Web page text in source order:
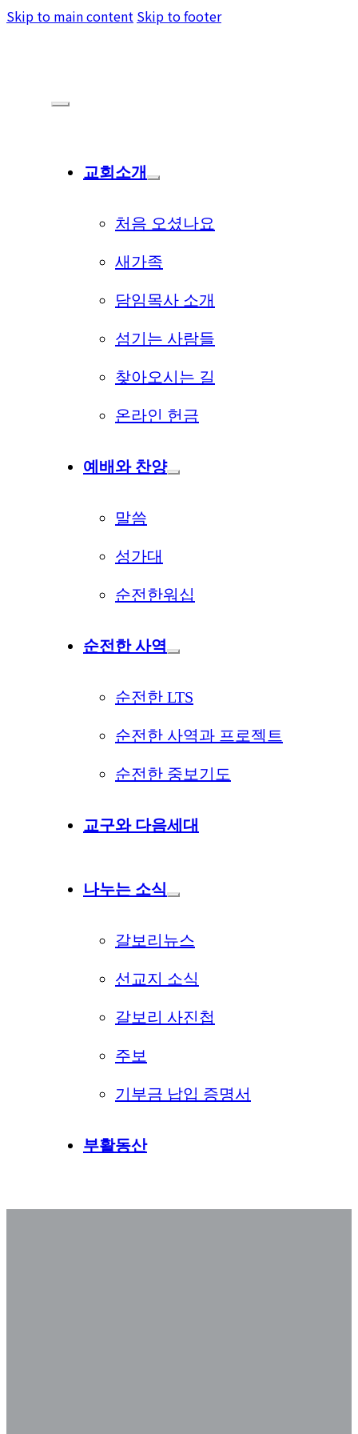
Skip to main content Skip to footer
교회소개
처음 오셨나요
새가족
담임목사 소개
섬기는 사람들
찾아오시는 길
온라인 헌금
예배와 찬양
말씀
성가대
순전한워십
순전한 사역
순전한 LTS
순전한 사역과 프로젝트
순전한 중보기도
교구와 다음세대
나누는 소식
갈보리뉴스
선교지 소식
갈보리 사진첩
주보
기부금 납입 증명서
부활동산